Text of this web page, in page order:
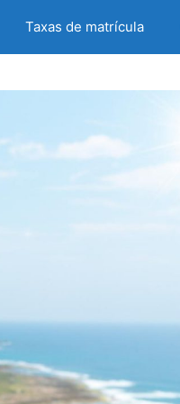
Taxas de matrícula